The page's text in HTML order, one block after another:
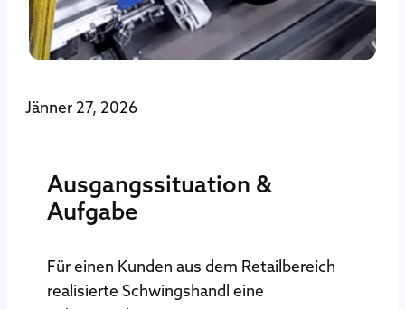
Jänner 27, 2026
Ausgangssituation &
Aufgabe
Für einen Kunden aus dem Retailbereich
realisierte Schwingshandl eine